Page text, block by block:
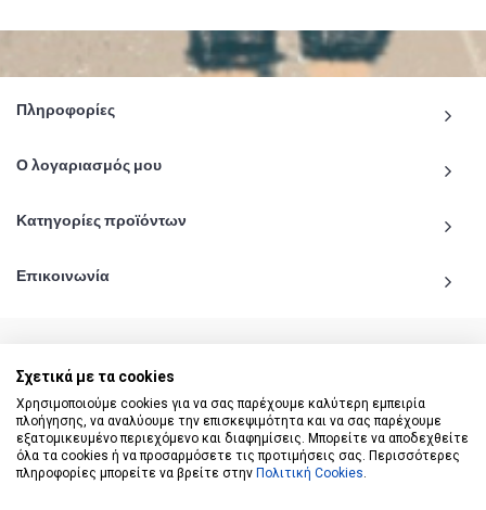
Πληροφορίες
Ο λογαριασμός μου
Κατηγορίες προϊόντων
Επικοινωνία
© 2020 - 2026 katiginetai.gr All Rights Reserved.
Σχετικά με τα cookies
Χρησιμοποιούμε cookies για να σας παρέχουμε καλύτερη εμπειρία
πλοήγησης, να αναλύουμε την επισκεψιμότητα και να σας παρέχουμε
εξατομικευμένο περιεχόμενο και διαφημίσεις. Μπορείτε να αποδεχθείτε
όλα τα cookies ή να προσαρμόσετε τις προτιμήσεις σας. Περισσότερες
πληροφορίες μπορείτε να βρείτε στην Πολιτική Cookies.